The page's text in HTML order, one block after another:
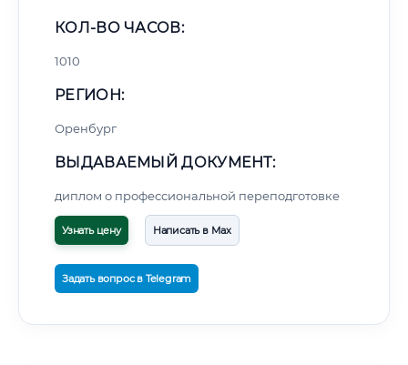
КОЛ-ВО ЧАСОВ:
1010
РЕГИОН:
Оренбург
ВЫДАВАЕМЫЙ ДОКУМЕНТ:
диплом о профессиональной переподготовке
Узнать цену Написать в Max
Задать вопрос в Telegram